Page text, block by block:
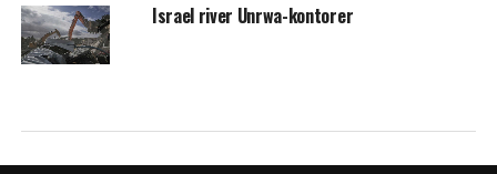
Israel river Unrwa-kontorer